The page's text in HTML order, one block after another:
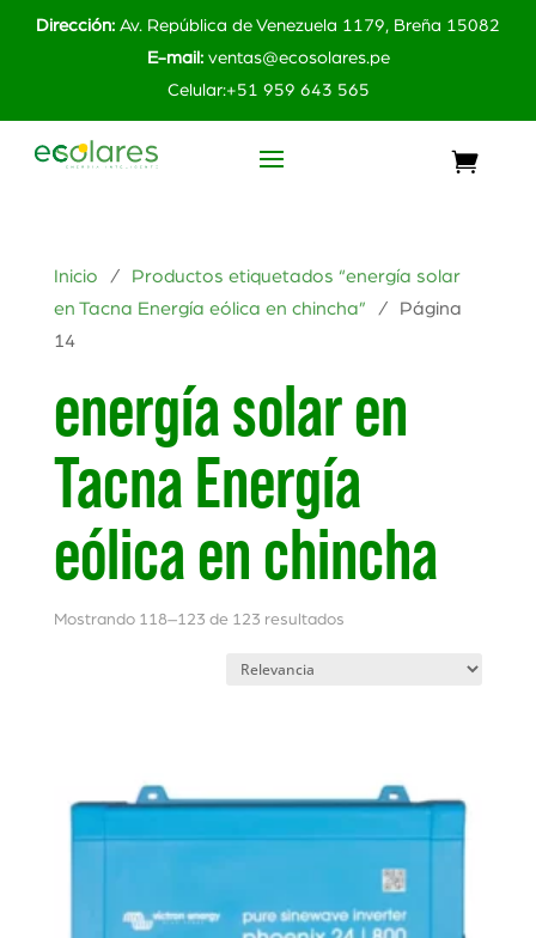
Dirección: Av. República de Venezuela 1179, Breña 15082
E-mail: ventas@ecosolares.pe
Celular:+51 959 643 565
Inicio / Productos etiquetados “energía solar
en Tacna Energía eólica en chincha” / Página
14
energía solar en
Tacna Energía
eólica en chincha
Mostrando 118–123 de 123 resultados